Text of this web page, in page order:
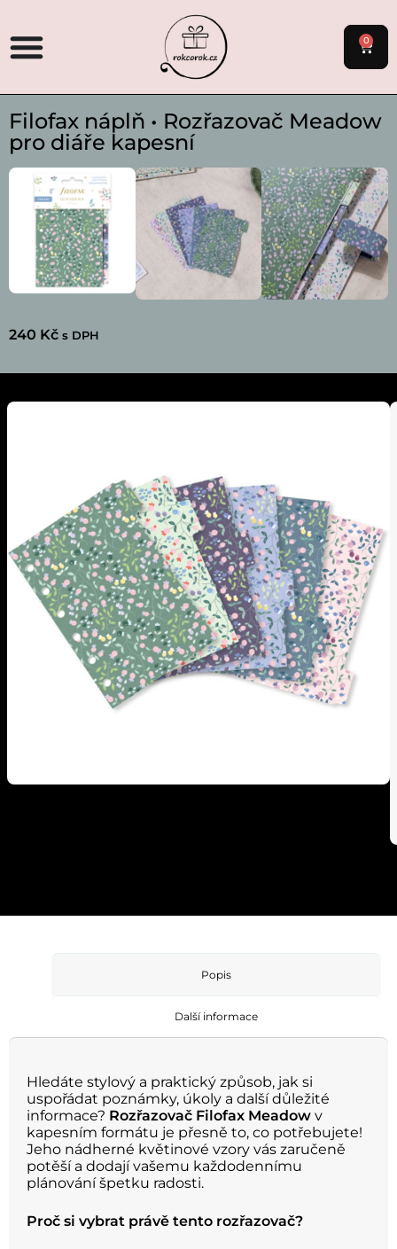
0
Filofax náplň • Rozřazovač Meadow
pro diáře kapesní
240 Kč s DPH
Popis
Další informace
Hledáte stylový a praktický způsob, jak si
uspořádat poznámky, úkoly a další důležité
informace? Rozřazovač Filofax Meadow v
kapesním formátu je přesně to, co potřebujete!
Jeho nádherné květinové vzory vás zaručeně
potěší a dodají vašemu každodennímu
plánování špetku radosti.
Proč si vybrat právě tento rozřazovač?